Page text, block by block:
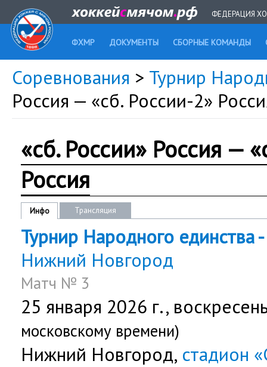
ФЕДЕРАЦИЯ
ФХМР ДОКУМЕНТЫ СБОРНЫЕ КОМАНДЫ
Соревнования > Турнир
Россия — «сб. России-2»
«сб. России» Россия —
Россия
Инфо Трансляция
Турнир Народного единства
Нижний Новгород
Матч № 3
25 января 2026 г.,
московскому времени)
Нижний Новгород, стадион